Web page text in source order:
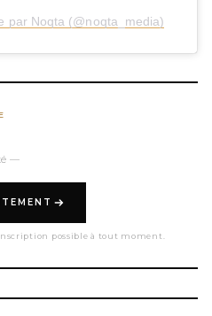
par Noqta (@noqta_media)
—
possible à tout moment.